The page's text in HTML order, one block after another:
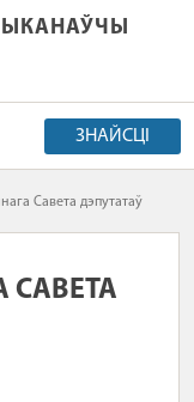
ЗНАЙСЦІ
Савета дэпутатаў
САВЕТА